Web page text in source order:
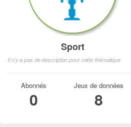
Sport
Il n'y a pas de description pour cette thématique
Abonnés
0
Jeux de données
8